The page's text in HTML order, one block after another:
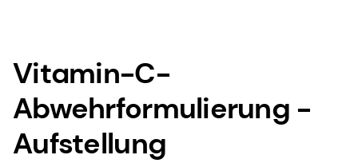
Vitamin-C-
Abwehrformulierung -
Aufstellung